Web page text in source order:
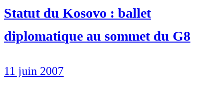
Statut du Kosovo : ballet
diplomatique au sommet du G8
11 juin 2007